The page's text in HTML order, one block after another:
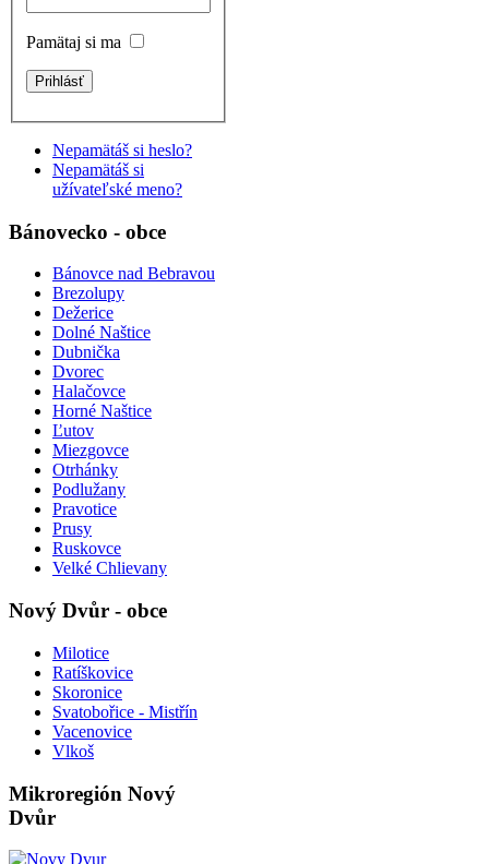
Pamätaj si ma
Nepamätáš si heslo?
Nepamätáš si
užívateľské meno?
Bánovecko - obce
Bánovce nad Bebravou
Brezolupy
Dežerice
Dolné Naštice
Dubnička
Dvorec
Halačovce
Horné Naštice
Ľutov
Miezgovce
Otrhánky
Podlužany
Pravotice
Prusy
Ruskovce
Velké Chlievany
Nový Dvůr - obce
Milotice
Ratíškovice
Skoronice
Svatobořice - Mistřín
Vacenovice
Vlkoš
Mikroregión Nový
Dvůr